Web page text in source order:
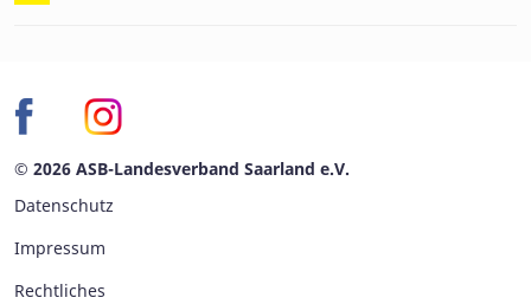
© 2026 ASB-Landesverband Saarland e.V.
Datenschutz
Impressum
Rechtliches